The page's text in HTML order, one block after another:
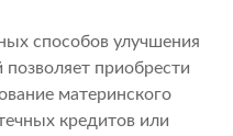
способов улучшения
приобрести
материнского
кредитов или